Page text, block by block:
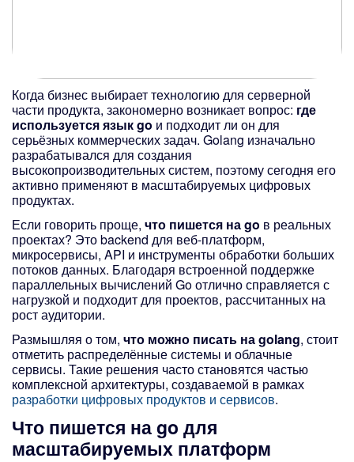
Когда бизнес выбирает технологию для серверной
части продукта, закономерно возникает вопрос: где
используется язык go и подходит ли он для
серьёзных коммерческих задач. Golang изначально
разрабатывался для создания
высокопроизводительных систем, поэтому сегодня его
активно применяют в масштабируемых цифровых
продуктах.
Если говорить проще, что пишется на go в реальных
проектах? Это backend для веб-платформ,
микросервисы, API и инструменты обработки больших
потоков данных. Благодаря встроенной поддержке
параллельных вычислений Go отлично справляется с
нагрузкой и подходит для проектов, рассчитанных на
рост аудитории.
Размышляя о том, что можно писать на golang, стоит
отметить распределённые системы и облачные
сервисы. Такие решения часто становятся частью
комплексной архитектуры, создаваемой в рамках
разработки цифровых продуктов и сервисов.
Что пишется на go для
масштабируемых платформ